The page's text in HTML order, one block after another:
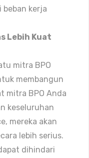
beban kerja
Lebih Kuat
mitra BPO
membangun
mitra BPO Anda
keseluruhan
mereka akan
lebih serius.
dihindari